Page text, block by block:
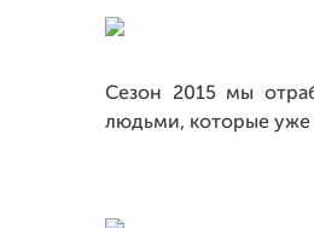
Сезон 2015 мы
людьми, которые уже